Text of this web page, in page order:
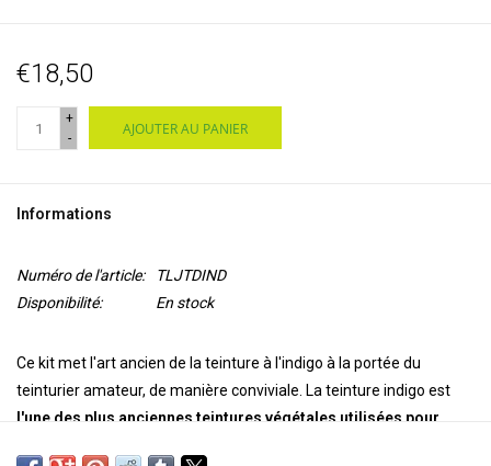
€18,50
+
-
AJOUTER AU PANIER
Informations
Numéro de l'article:
TLJTDIND
Disponibilité:
En stock
Ce kit met l'art ancien de la teinture à l'indigo à la portée du
teinturier amateur, de manière conviviale. La teinture indigo est
l'une des plus anciennes teintures végétales utilisées pour